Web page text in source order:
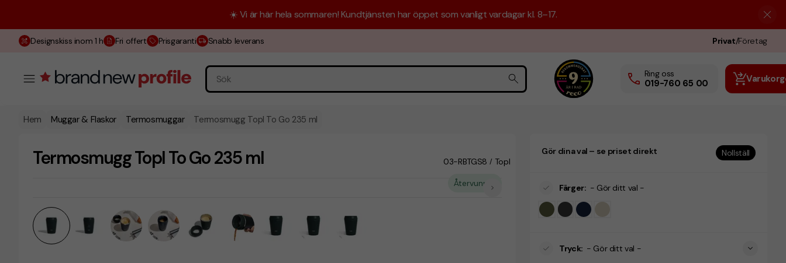
☀️ Vi är här hela sommaren! Kundtjänsten har öppet som vanligt vardagar kl. 8–17.
Designskiss inom 1 h Fri offert Prisgaranti Snabb leverans Privat/Företag
Ring oss
019-760 65 00
Hem Muggar & Flaskor Termosmuggar Termosmugg Topl To Go 235 ml
Termosmugg Topl To Go 235 ml 03-RBTGS8 / Topl
Återvunnet
Gör dina val – se priset direkt Nollställ
Färger: - Gör ditt val -
Tryck: - Gör ditt val -